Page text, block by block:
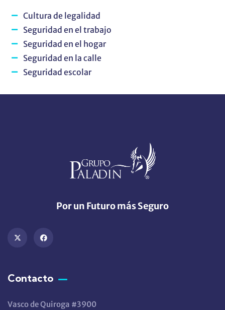
Cultura de legalidad
Seguridad en el trabajo
Seguridad en el hogar
Seguridad en la calle
Seguridad escolar
Por un Futuro más Seguro
Contacto
Vasco de Quiroga #3900